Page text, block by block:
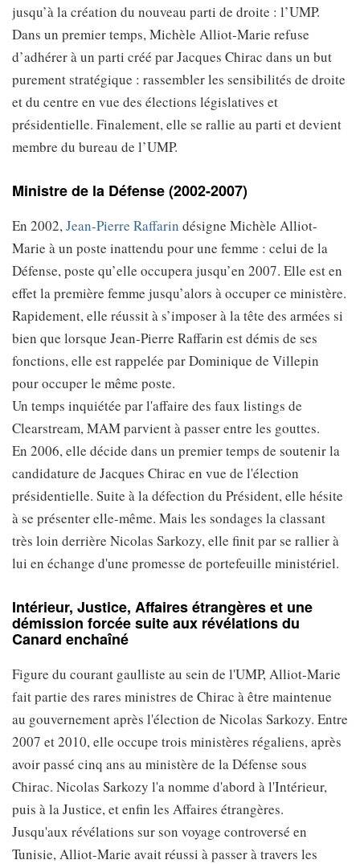
jusqu’à la création du nouveau parti de droite : l’UMP.
Dans un premier temps, Michèle Alliot-Marie refuse
d’adhérer à un parti créé par Jacques Chirac dans un but
purement stratégique : rassembler les sensibilités de droite
et du centre en vue des élections législatives et
présidentielle. Finalement, elle se rallie au parti et devient
membre du bureau de l’UMP.
Ministre de la Défense (2002-2007)
En 2002,Jean-Pierre Raffarin désigne Michèle Alliot-
Marie à un poste inattendu pour une femme : celui de la
Défense, poste qu’elle occupera jusqu’en 2007. Elle est en
effet la première femme jusqu’alors à occuper ce ministère.
Rapidement, elle réussit à s’imposer à la tête des armées si
bien que lorsque Jean-Pierre Raffarin est démis de ses
fonctions, elle est rappelée par Dominique de Villepin
pour occuper le même poste.
Un temps inquiétée par l'affaire des faux listings de
Clearstream, MAM parvient à passer entre les gouttes.
En 2006, elle décide dans un premier temps de soutenir la
candidature de Jacques Chirac en vue de l'élection
présidentielle. Suite à la défection du Président, elle hésite
à se présenter elle-même. Mais les sondages la classant
très loin derrière Nicolas Sarkozy, elle finit par se rallier à
lui en échange d'une promesse de portefeuille ministériel.
Intérieur, Justice, Affaires étrangères et une
démission forcée suite aux révélations du
Canard enchaîné
Figure du courant gaulliste au sein de l'UMP, Alliot-Marie
fait partie des rares ministres de Chirac à être maintenue
au gouvernement après l'élection de Nicolas Sarkozy. Entre
2007 et 2010, elle occupe trois ministères régaliens, après
avoir passé cinq ans au ministère de la Défense sous
Chirac. Nicolas Sarkozy l'a nomme d'abord à l'Intérieur,
puis à la Justice, et enfin les Affaires étrangères.
Jusqu'aux révélations sur son voyage controversé en
Tunisie, Alliot-Marie avait réussi à passer à travers les